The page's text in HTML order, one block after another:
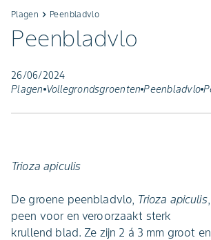
Plagen keyboard_arrow_right Peenbladvlo
Peenbladvlo
26/06/2024
Plagen Vollegrondsgroenten Peenbladvlo
Trioza apiculis
De groene peenbladvlo, Trioza apiculis
peen voor en veroorzaakt sterk
krullend blad. Ze zijn 2 á 3 mm groot